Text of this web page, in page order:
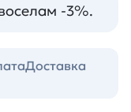
-3%.
Доставка